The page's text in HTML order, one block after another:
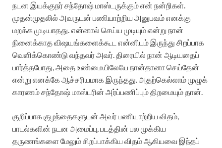
நடன இயக்குநர் சந்தோஷ் மாஸ்டருக்கும் என் நன்றிகள்.
முதன்முதலில் அவருடன் பணியாற்றிய அனுபவம் எனக்கு
மறக்க முடியாதது. என்னால் செய்ய முடியும் என்று நான்
நினைக்காத விஷயங்களைக்கூட என்னிடம் இருந்து சிறப்பாக
வெளிக்கொண்டு வந்தவர் அவர். திரையில் நான் ஆடியதைப்
பார்த்தபோது, அதை உண்மையிலேயே நான்தானா செய்தேன்
என்று எனக்கே ஆச்சரியமாக இருந்தது. அதற்கெல்லாம் முழுக்
காரணம் சந்தோஷ் மாஸ்டரின் அர்ப்பணிப்பும் திறமையும் தான்.
குறிப்பாக குழந்தைகளுடன் அவர் பணியாற்றிய விதம்,
பாடல்களின் நடன அமைப்பு, படத்தின் பல முக்கிய
தருணங்களை மேலும் சிறப்பாக்கிய விதம் ஆகியவை இந்தப்